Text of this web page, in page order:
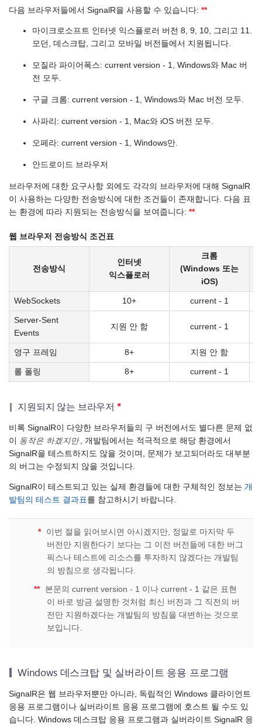
다음 브라우저들에서 SignalR을 사용할 수 있습니다: **
마이크로소프트 인터넷 익스플로러 버전 8, 9, 10, 그리고 11.
모던, 데스크탑, 그리고 모바일 버전들에서 지원됩니다.
모질라 파이어폭스: current version - 1, Windows와 Mac 버
전 모두.
구글 크롬: current version - 1, Windows와 Mac 버전 모두.
사파리: current version - 1, Mac와 iOS 버전 모두.
오페라: current version - 1, Windows만.
안드로이드 브라우저
브라우저에 대한 요구사항 외에도 각각의 브라우저에 대해 SignalR
이 사용하는 다양한 전송방식에 대한 조건들이 존재합니다. 다음 표
는 환경에 따라 지원되는 전송방식을 보여줍니다: **
웹 브라우저 전송방식 조건표
전송방식
인터넷
익스플로러
크롬
(Windows 또는
iOS)
WebSockets 10+ current - 1
Server-Sent
Events
지원 안 함 current - 1
영구 프레임 8+ 지원 안 함
롤 폴링 8+ current - 1
지원되지 않는 브라우저 *
비록 SignalR이 다양한 브라우저들의 구 버전에서도 별다른 문제 없
이 동작은 하겠지만
, 개발팀에서는 적극적으로 해당 환경에서
SignalR을 테스트하지도 않을 것이며, 문제가 보고되더라도 대부분
의 버그는 수정되지 않을 것입니다.
SignalR이 테스트되고 있는 실제 환경들에 대한 구체적인 정보는 개
발팀의 테스트 결과표를 참고하시기 바랍니다.
*
이번 절을 읽어보시면 아시겠지만, 정말로 마지막 두
버전만 지원한다기 보다는 그 이전 버전들에 대한 버그
픽스나 테스트에 리소스를 투자하지 않겠다는 개발팀
의 방침으로 생각됩니다.
**
본문의 current version - 1 이나 current - 1 같은 표현
이 바로 방금 설명한 것처럼 최신 버전과 그 직전의 버
전만 지원하겠다는 개발팀의 방침을 대변하는 것으로
보입니다.
Windows 데스크탑 및 실버라이트 응용 프로그램
SignalR은 웹 브라우저뿐만 아니라, 독립적인 Windows 클라이언트
응용 프로그램이나 실버라이트 응용 프로그램에 호스트 될 수도 있
습니다. Windows 데스크탑 응용 프로그램과 실버라이트 SignalR 응